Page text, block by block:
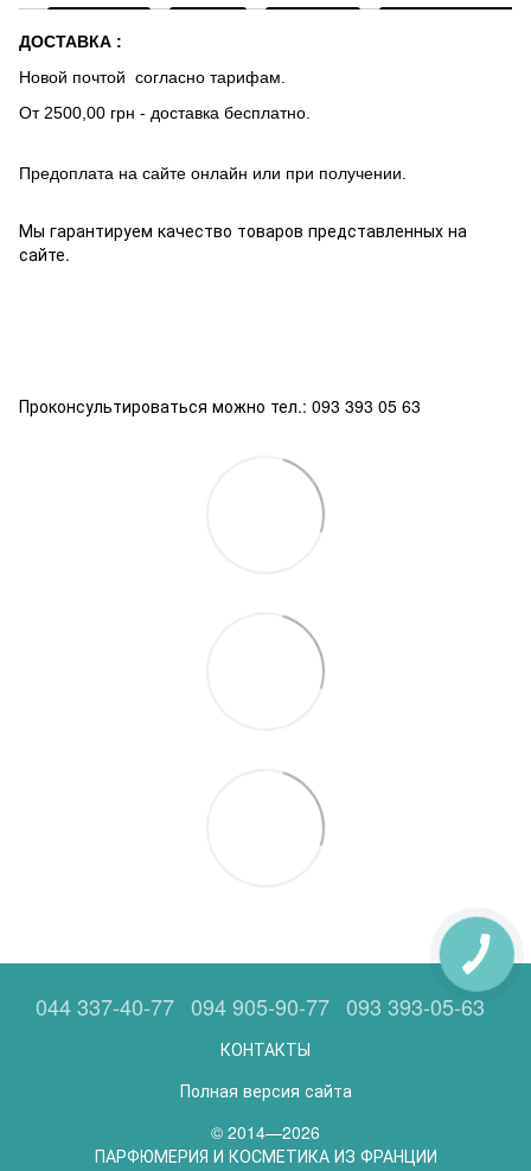
ДОСТАВКА :
Новой почтой согласно тарифам.
От 2500,00 грн - доставка бесплатно.
Предоплата на сайте онлайн или при получении.
Мы гарантируем качество товаров представленных на
сайте.
Проконсультироваться можно тел.: 093 393 05 63
044 337-40-77 094 905-90-77 093 393-05-63
КОНТАКТЫ
Полная версия сайта
© 2014—2026
ПАРФЮМЕРИЯ И КОСМЕТИКА ИЗ ФРАНЦИИ